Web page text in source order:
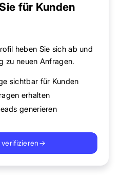
für Kunden
heben Sie sich ab und
zu neuen Anfragen.
sichtbar für Kunden
erhalten
generieren
→